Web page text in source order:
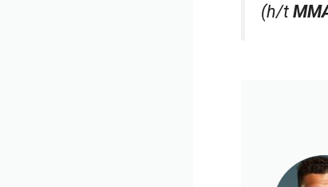
(h/t